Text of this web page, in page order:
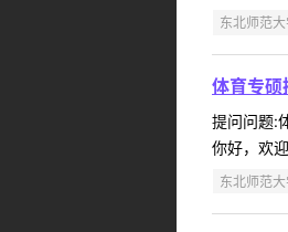
东北师范
体育专硕
提问问题:
你好，欢
东北师范